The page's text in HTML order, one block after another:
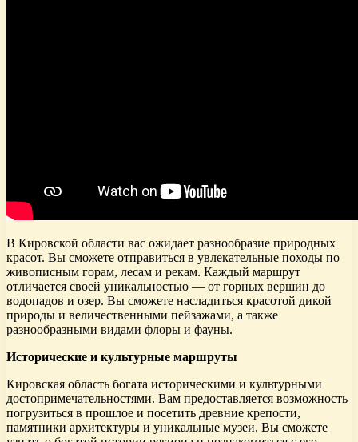
В Кировской области вас ожидает разнообразие природных
красот. Вы сможете отправиться в увлекательные походы по
живописным горам, лесам и рекам. Каждый маршрут
отличается своей уникальностью — от горных вершин до
водопадов и озер. Вы сможете насладиться красотой дикой
природы и величественными пейзажами, а также
разнообразными видами флоры и фауны.
Исторические и культурные маршруты
Кировская область богата историческими и культурными
достопримечательностями. Вам предоставляется возможность
погрузиться в прошлое и посетить древние крепости,
памятники архитектуры и уникальные музеи. Вы сможете